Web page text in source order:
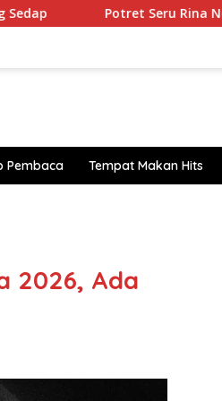
Seru Rina Nose Di Makan
Pembaca Tempat Makan Hits
2026, Ada